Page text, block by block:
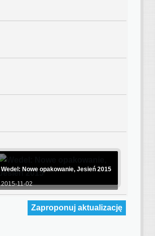
Wedel: Nowe opakowanie, Jesień 2015
2015-11-02
Zaproponuj aktualizację